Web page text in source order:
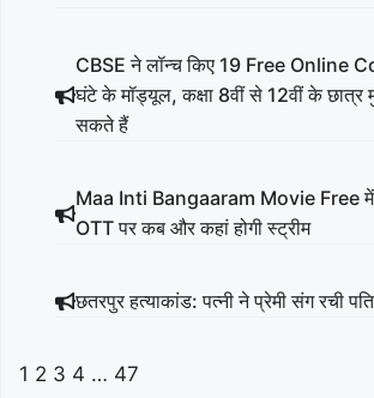
CBSE ने लॉन्च किए 19 Free Online
घंटे के मॉड्यूल, कक्षा 8वीं से 12वीं के
सकते हैं
Maa Inti Bangaaram Movie Free
OTT पर कब और कहां होगी स्ट्रीम
छतरपुर हत्याकांड: पत्नी ने प्रेमी संग रची
1 2 3 4 … 47